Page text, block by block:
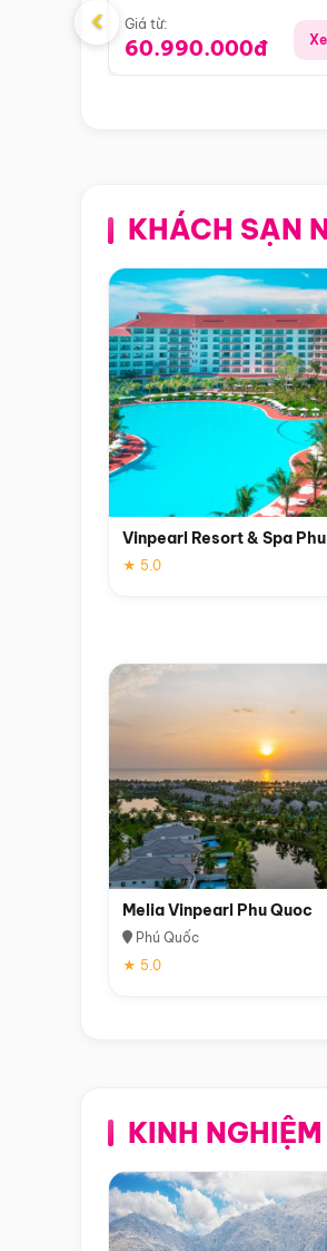
Giá từ:
60.990.000đ
‹
KHÁCH SẠN
Vinpearl Resort & Spa
★ 5.0
Melia Vinpearl Phu Quoc
Phú Quốc
★ 5.0
KINH